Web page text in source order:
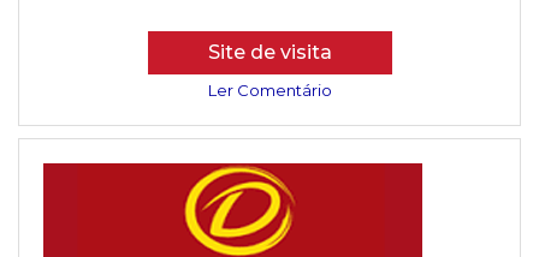
Site de visita
Ler Comentário